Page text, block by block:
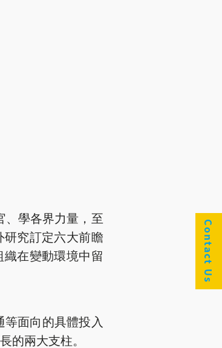
、學各界力量，至
研究訂定六大前瞻
在變動環境中留
面向的具體投入
的兩大支柱。
Contact Us